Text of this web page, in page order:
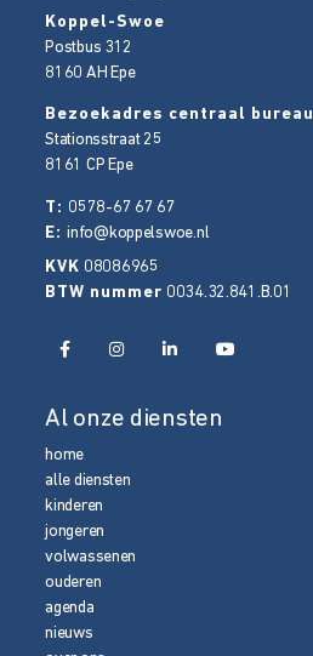
Koppel-Swoe
Postbus 312
8160 AH Epe
Bezoekadres centraal bureau
Stationsstraat 25
8161 CP Epe
T: 0578-67 67 67
E:info@koppelswoe.nl
KVK 08086965
BTW nummer 0034.32.841.B.01
Al onze diensten
home
alle diensten
kinderen
jongeren
volwassenen
ouderen
agenda
nieuws